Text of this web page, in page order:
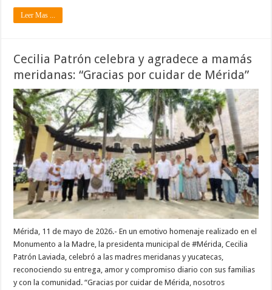
Leer Mas ...
Cecilia Patrón celebra y agradece a mamás
meridanas: “Gracias por cuidar de Mérida”
Mérida, 11 de mayo de 2026.- En un emotivo homenaje realizado en el
Monumento a la Madre, la presidenta municipal de #Mérida, Cecilia
Patrón Laviada, celebró a las madres meridanas y yucatecas,
reconociendo su entrega, amor y compromiso diario con sus familias
y con la comunidad. “Gracias por cuidar de Mérida, nosotros